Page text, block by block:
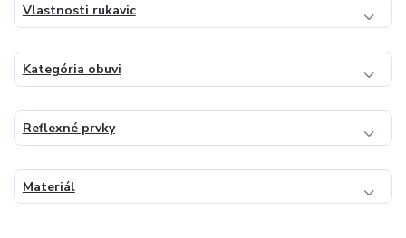
Vlastnosti rukavic
Kategória obuvi
Reflexné prvky
Materiál